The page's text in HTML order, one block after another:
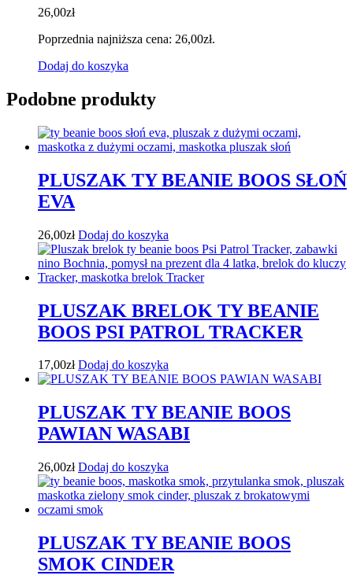
26,00zł
Poprzednia najniższa cena: 26,00zł.
Dodaj do koszyka
Podobne produkty
PLUSZAK TY BEANIE BOOS SŁOŃ
EVA
26,00zł Dodaj do koszyka
PLUSZAK BRELOK TY BEANIE
BOOS PSI PATROL TRACKER
17,00zł Dodaj do koszyka
PLUSZAK TY BEANIE BOOS
PAWIAN WASABI
26,00zł Dodaj do koszyka
PLUSZAK TY BEANIE BOOS
SMOK CINDER